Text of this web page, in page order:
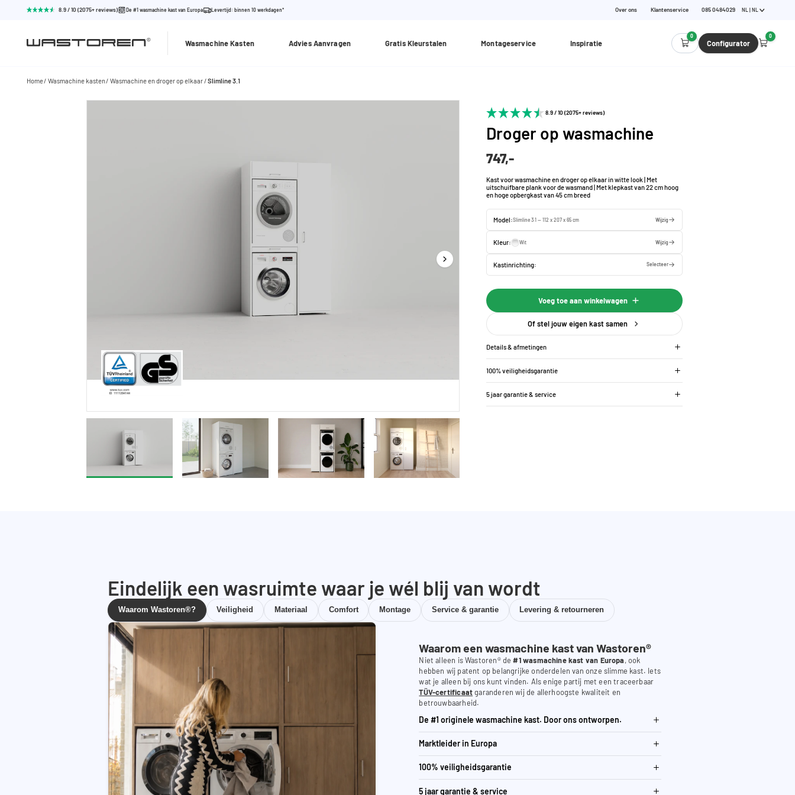
8.9 / 10 (2075+ reviews) De #1 wasmachine kast van Europa Levertijd: binnen 10 werkdagen* Over ons Klantenservice 085 0484029 NL | NL
Wasmachine Kasten Advies Aanvragen Gratis Kleurstalen Montageservice Inspiratie
0
Configurator
0
Home Wasmachine kasten Wasmachine en droger op elkaar Slimline 3.1
8.9 / 10 (2075+ reviews)
Droger op wasmachine
747,-
Kast voor wasmachine en droger op elkaar in witte look | Met
uitschuifbare plank voor de wasmand | Met klepkast van 22 cm hoog
en hoge opbergkast van 45 cm breed
Model:Slimline 3.1 — 112 x 207 x 65 cm Wijzig
Kleur: Wit Wijzig
Kastinrichting: Selecteer
Voeg toe aan winkelwagen
Of stel jouw eigen kast samen
Details & afmetingen
100% veiligheidsgarantie
5 jaar garantie & service
Eindelijk een wasruimte waar je wél blij van wordt
Waarom Wastoren®? Veiligheid Materiaal Comfort Montage Service & garantie Levering & retourneren
Waarom een wasmachine kast van Wastoren®
Niet alleen is Wastoren® de#1 wasmachine kast van Europa, ook
hebben wij patent op belangrijke onderdelen van onze slimme kast. Iets
wat je alleen bij ons kunt vinden. Als enige partij met een traceerbaar
TÜV-certificaatgaranderen wij de allerhoogste kwaliteit en
betrouwbaarheid.
De #1 originele wasmachine kast. Door ons ontworpen.
Marktleider in Europa
100% veiligheidsgarantie
5 jaar garantie & service